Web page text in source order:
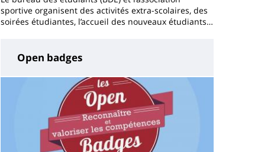
sportive organisent des activités extra-scolaires, des
soirées étudiantes, l’accueil des nouveaux étudiants…
Open badges